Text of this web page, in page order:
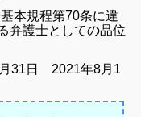
本規程第70条に違
弁護士としての品位
31日
2021年8月1